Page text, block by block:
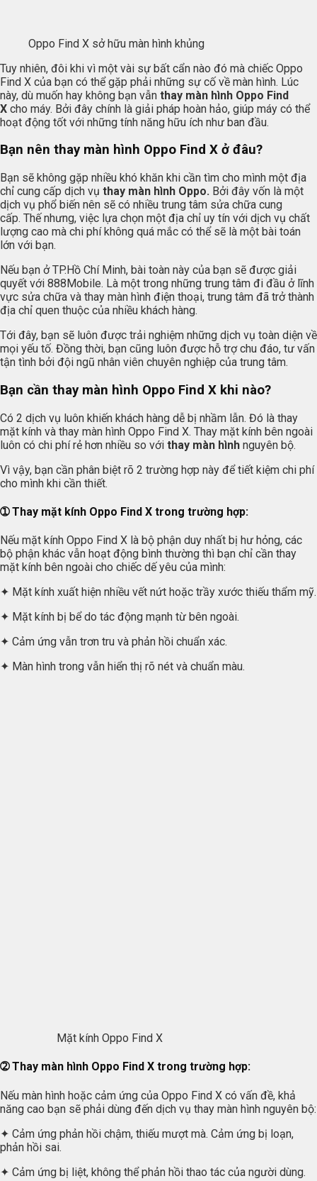
Oppo Find X sở hữu màn hình khủng
Tuy nhiên, đôi khi vì một vài sự bất cẩn nào đó mà chiếc Oppo
Find X của bạn có thể gặp phải những sự cố về màn hình. Lúc
này, dù muốn hay không bạn vẫn thay màn hình Oppo Find
X cho máy. Bởi đây chính là giải pháp hoàn hảo, giúp máy có thể
hoạt động tốt với những tính năng hữu ích như ban đầu.
Bạn nên thay màn hình Oppo Find X ở đâu?
Bạn sẽ không gặp nhiều khó khăn khi cần tìm cho mình một địa
chỉ cung cấp dịch vụ thay màn hình Oppo. Bởi đây vốn là một
dịch vụ phổ biến nên sẽ có nhiều trung tâm sửa chữa cung
cấp. Thế nhưng, việc lựa chọn một địa chỉ uy tín với dịch vụ chất
lượng cao mà chi phí không quá mắc có thể sẽ là một bài toán
lớn với bạn.
Nếu bạn ở TP.Hồ Chí Minh, bài toàn này của bạn sẽ được giải
quyết với 888Mobile. Là một trong những trung tâm đi đầu ở lĩnh
vực sửa chữa và thay màn hình điện thoại, trung tâm đã trở thành
địa chỉ quen thuộc của nhiều khách hàng.
Tới đây, bạn sẽ luôn được trải nghiệm những dịch vụ toàn diện về
mọi yếu tố. Đồng thời, bạn cũng luôn được hỗ trợ chu đáo, tư vấn
tận tình bởi đội ngũ nhân viên chuyên nghiệp của trung tâm.
Bạn cần thay màn hình Oppo Find X khi nào?
Có 2 dịch vụ luôn khiến khách hàng dễ bị nhầm lẫn. Đó là thay
mặt kính và thay màn hình Oppo Find X. Thay mặt kính bên ngoài
luôn có chi phí rẻ hơn nhiều so với thay màn hình nguyên bộ.
Vì vậy, bạn cần phân biệt rõ 2 trường hợp này để tiết kiệm chi phí
cho mình khi cần thiết.
➀ Thay mặt kính Oppo Find X trong trường hợp:
Nếu mặt kính Oppo Find X là bộ phận duy nhất bị hư hỏng, các
bộ phận khác vẫn hoạt động bình thường thì bạn chỉ cần thay
mặt kính bên ngoài cho chiếc dế yêu của mình:
✦ Mặt kính xuất hiện nhiều vết nứt hoặc trầy xước thiếu thẩm mỹ.
✦ Mặt kính bị bể do tác động mạnh từ bên ngoài.
✦ Cảm ứng vẫn trơn tru và phản hồi chuẩn xác.
✦ Màn hình trong vẫn hiển thị rõ nét và chuẩn màu.
Mặt kính Oppo Find X
➁ Thay màn hình Oppo Find X trong trường hợp:
Nếu màn hình hoặc cảm ứng của Oppo Find X có vấn đề, khả
năng cao bạn sẽ phải dùng đến dịch vụ thay màn hình nguyên bộ:
✦ Cảm ứng phản hồi chậm, thiếu mượt mà. Cảm ứng bị loạn,
phản hồi sai.
✦ Cảm ứng bị liệt, không thể phản hồi thao tác của người dùng.